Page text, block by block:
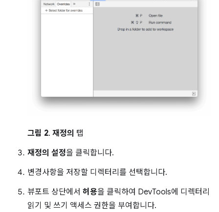
그림 2. 재정의 탭
재정의 설정을 클릭합니다.
변경사항을 저장할 디렉터리를 선택합니다.
뷰포트 상단에서 허용을 클릭하여 DevTools에 디렉터리
읽기 및 쓰기 액세스 권한을 부여합니다.